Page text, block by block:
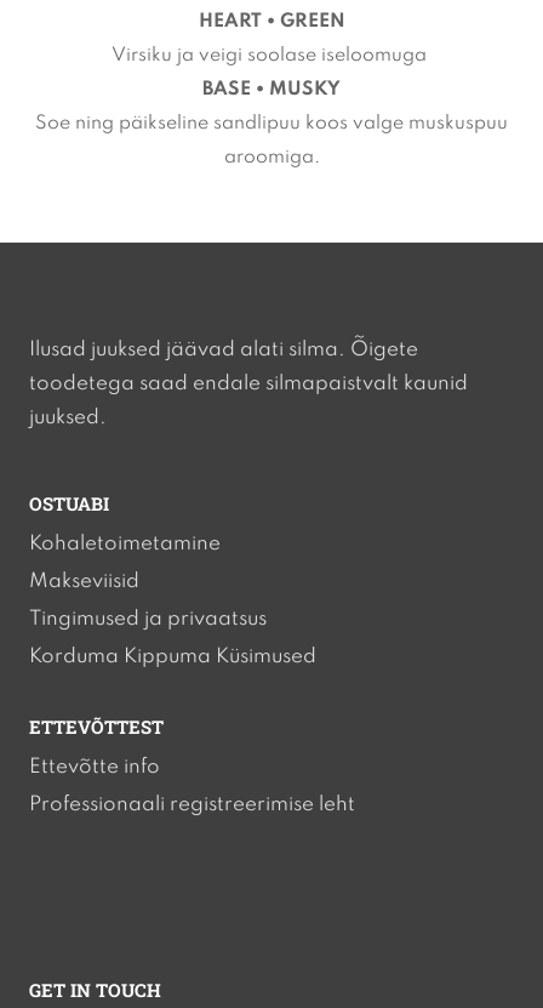
HEART • GREEN
Virsiku ja veigi soolase iseloomuga
BASE • MUSKY
Soe ning päikseline sandlipuu koos valge muskuspuu
aroomiga.
Ilusad juuksed jäävad alati silma. Õigete
toodetega saad endale silmapaistvalt kaunid
juuksed.
OSTUABI
Kohaletoimetamine
Makseviisid
Tingimused ja privaatsus
Korduma Kippuma Küsimused
ETTEVÕTTEST
Ettevõtte info
Professionaali registreerimise leht
GET IN TOUCH